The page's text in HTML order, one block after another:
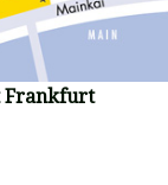
Frankfurt